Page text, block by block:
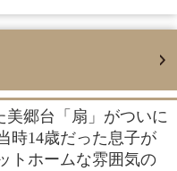
美郷台「扇」がついに
時14歳だった息子が
トホームな雰囲気の